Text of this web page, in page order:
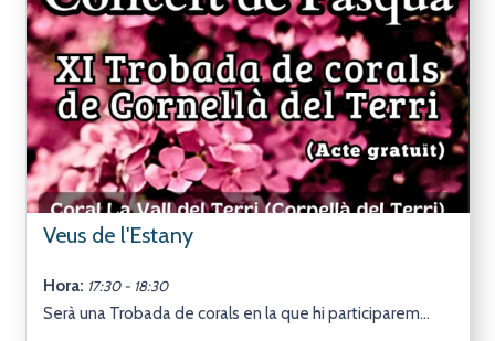
Veus de l'Estany
Hora: 17:30 - 18:30
Serà una Trobada de corals en la que hi participarem...